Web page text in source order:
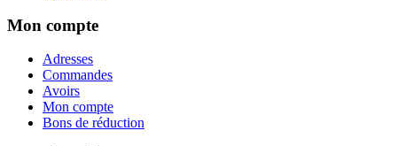
Mon compte
Adresses
Commandes
Avoirs
Mon compte
Bons de réduction